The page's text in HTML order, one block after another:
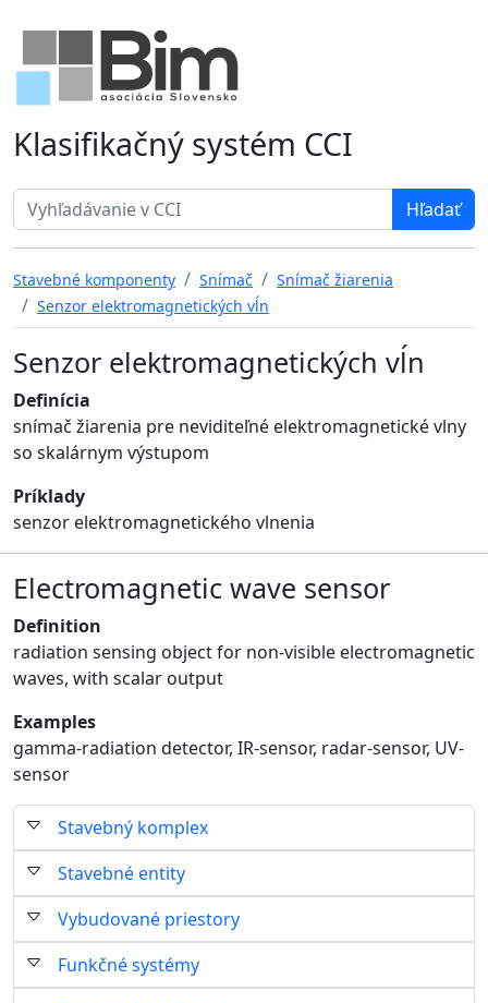
Klasifikačný systém CCI
Search term
Stavebný komplex
Stavebné entity
Vybudované priestory
Funkčné systémy
Stavebné komponenty Snímač
Snímač žiarenia
Senzor elektromagnetických vĺn
Senzor elektromagnetických vĺn
Definícia
snímač žiarenia pre neviditeľné elektromagnetické vlny
so skalárnym výstupom
Príklady
senzor elektromagnetického vlnenia
Electromagnetic wave sensor
Definition
radiation sensing object for non-visible electromagnetic
waves, with scalar output
Examples
gamma-radiation detector, IR-sensor, radar-sensor, UV-
sensor